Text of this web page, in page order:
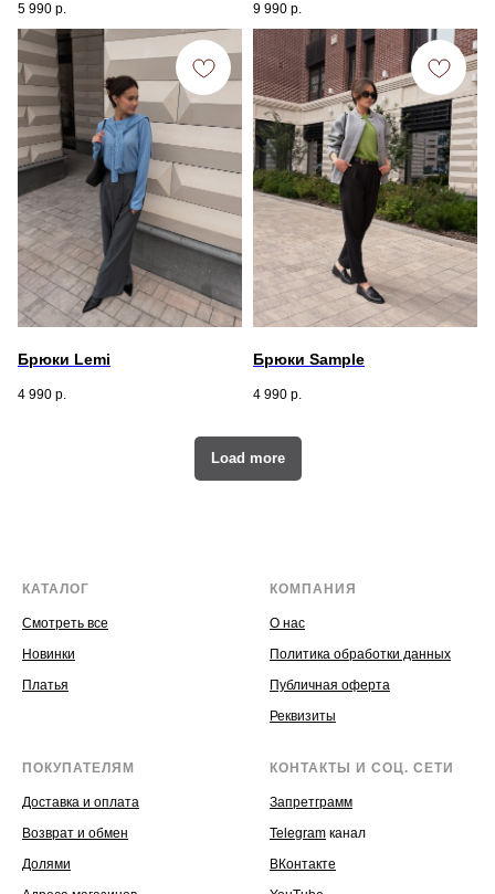
5 990 р. 9 990 р.
Брюки Lemi
4 990 р.
Брюки Sample
4 990 р.
Load more
КАТАЛОГ
Смотреть все
Новинки
Платья
КОМПАНИЯ
О нас
Политика обработки данных
Публичная оферта
Реквизиты
ПОКУПАТЕЛЯМ
Доставка и оплата
Возврат и обмен
Долями
КОНТАКТЫ И СОЦ. СЕТИ
Запретграмм
Telegram канал
ВКонтакте